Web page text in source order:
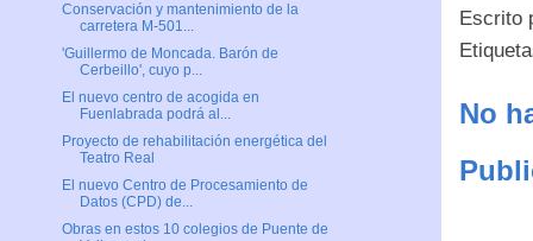
Escrito
No
Conservación y mantenimiento de la
carretera M-501...
'Guillermo de Moncada. Barón de
Cerbeillo', cuyo p...
El nuevo centro de acogida en
Fuenlabrada podrá al...
Proyecto de rehabilitación energética del
Teatro Real
El nuevo Centro de Procesamiento de
Datos (CPD) de...
Obras en estos 10 colegios de Puente de